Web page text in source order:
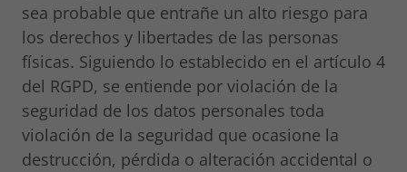
sea probable que entrañe un alto riesgo para
los derechos y libertades de las personas
físicas. Siguiendo lo establecido en el artículo 4
del RGPD, se entiende por violación de la
seguridad de los datos personales toda
violación de la seguridad que ocasione la
destrucción, pérdida o alteración accidental o